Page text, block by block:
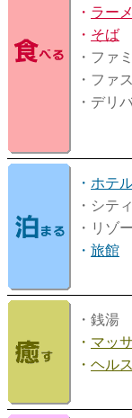
・ ラー
・ そば
・ファ
・ファ
・デリ
・ ホテ
・シテ
・リゾ
・ 旅館
・銭湯
・ マッ
・ ヘル